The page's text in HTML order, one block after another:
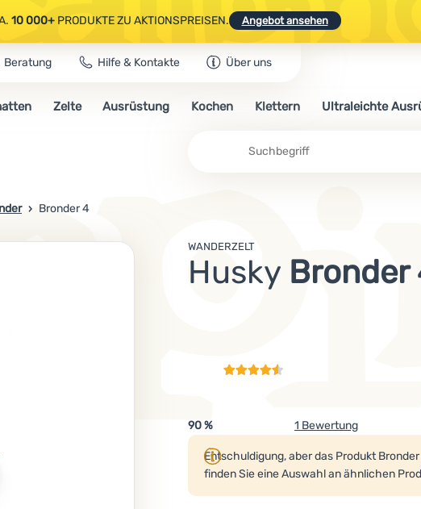
10 000+PRODUKTE ZU AKTIONSPREISEN. Angebot ansehen
& WANDERAUSRÜSTUNG.CODE OUT10 NUTZEN.
10 000+PRODUKTE ZU AKTIONSPREISEN. Angebot ansehen
Beratung Hilfe & Kontakte Über uns
Zelte Ausrüstung Kochen Klettern Ultraleichte
Bronder 4
Husky Bronder
WANDERZELT
90 % 1 Bewertung
Produkt wird nicht
Entschuldigung, aber das Produkt
finden Sie eine Auswahl an ähnlichen